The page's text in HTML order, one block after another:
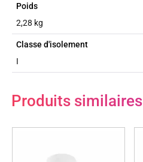
Poids
2,28 kg
Classe d'isolement
I
Produits similaires